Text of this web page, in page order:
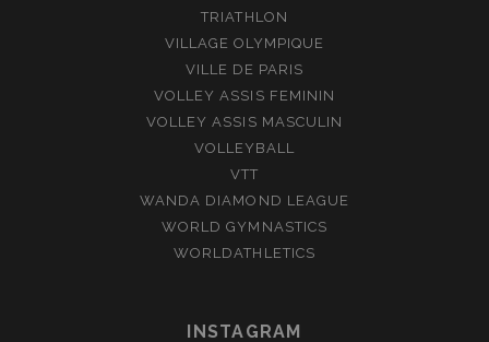
TRIATHLON
VILLAGE OLYMPIQUE
VILLE DE PARIS
VOLLEY ASSIS FEMININ
VOLLEY ASSIS MASCULIN
VOLLEYBALL
VTT
WANDA DIAMOND LEAGUE
WORLD GYMNASTICS
WORLDATHLETICS
INSTAGRAM